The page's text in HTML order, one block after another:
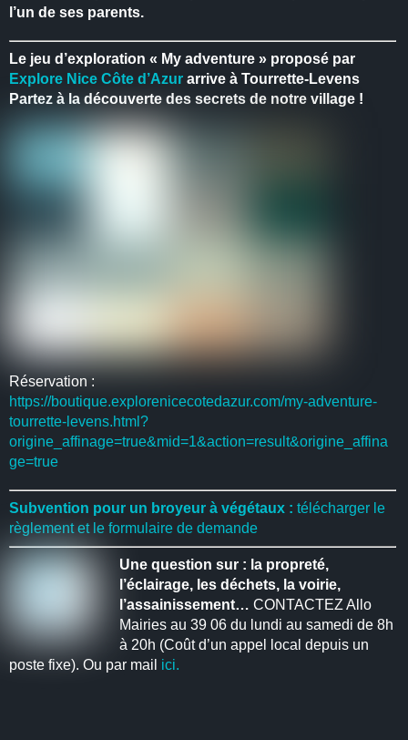
l’un de ses parents.
Le jeu d’exploration « My adventure » proposé par
Explore Nice Côte d’Azur arrive à Tourrette-Levens
Partez à la découverte des secrets de notre village !
Réservation :
https://boutique.explorenicecotedazur.com/my-adventure-
tourrette-levens.html?
origine_affinage=true&mid=1&action=result&origine_affina
ge=true
Subvention pour un broyeur à végétaux : télécharger le
règlement et le formulaire de demande
Une question sur : la propreté,
l’éclairage, les déchets, la voirie,
l’assainissement… CONTACTEZ Allo
Mairies au 39 06 du lundi au samedi de 8h
à 20h (Coût d’un appel local depuis un
poste fixe). Ou par mail ici.